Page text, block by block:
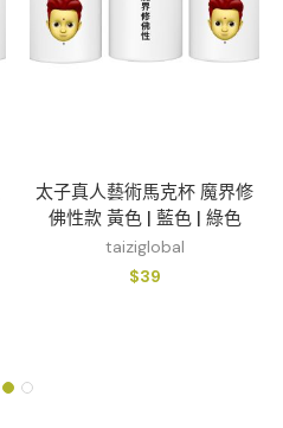
太子真人藝術馬克杯 魔界修
佛性款 黃色 | 藍色 | 綠色
taiziglobal
$39